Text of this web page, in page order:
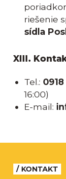
riešenie
sídla
XIII.
Tel.:
16:00)
E-mail:
/ KONTAKT